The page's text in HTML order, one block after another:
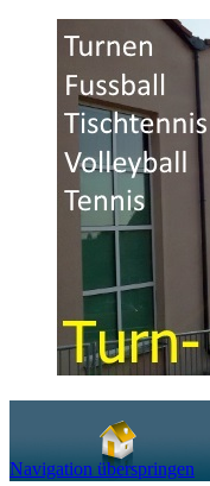
Navigation überspringen